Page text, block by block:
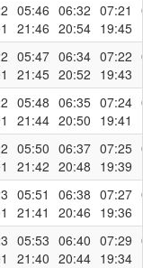
05:46
21:46
06:32
20:54
07:21
19:45
05:47
21:45
06:34
20:52
07:22
19:43
05:48
21:44
06:35
20:50
07:24
19:41
05:50
21:42
06:37
20:48
07:25
19:39
05:51
21:41
06:38
20:46
07:27
19:36
05:53
21:40
06:40
20:44
07:29
19:34